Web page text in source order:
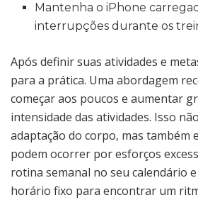
Mantenha o iPhone
interrupções durante os
Após definir suas atividades e
para a prática. Uma abordagem
começar aos poucos e aumentar
intensidade das atividades. Isso
adaptação do corpo, mas também
podem ocorrer por esforços
rotina semanal no seu calendário
horário fixo para encontrar um